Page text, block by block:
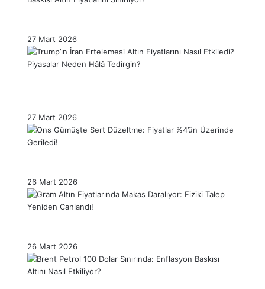
27 Mart 2026
27 Mart 2026
26 Mart 2026
26 Mart 2026